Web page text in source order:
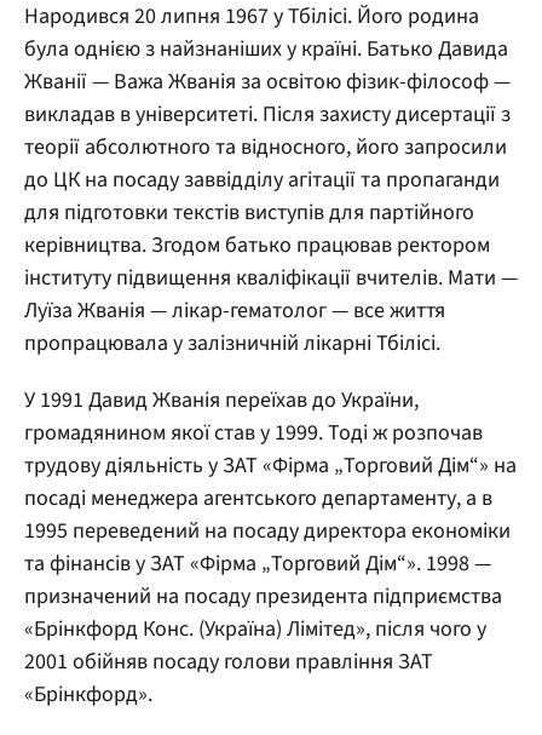
Народився 20 липня 1967 у Тбілісі. Його родина
була однією з найзнаніших у країні. Батько Давида
Жванії — Важа Жванія за освітою фізик-філософ —
викладав в університеті. Після захисту дисертації з
теорії абсолютного та відносного, його запросили
до ЦК на посаду заввідділу агітації та пропаганди
для підготовки текстів виступів для партійного
керівництва. Згодом батько працював ректором
інституту підвищення кваліфікації вчителів. Мати —
Луїза Жванія — лікар-гематолог — все життя
пропрацювала у залізничній лікарні Тбілісі.
У 1991 Давид Жванія переїхав до України,
громадянином якої став у 1999. Тоді ж розпочав
трудову діяльність у ЗАТ «Фірма „Торговий Дім“» на
посаді менеджера агентського департаменту, а в
1995 переведений на посаду директора економіки
та фінансів у ЗАТ «Фірма „Торговий Дім“». 1998 —
призначений на посаду президента підприємства
«Брінкфорд Конс. (Україна) Лімітед», після чого у
2001 обійняв посаду голови правління ЗАТ
«Брінкфорд».